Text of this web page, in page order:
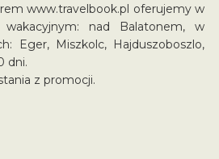
www.travelbook.pl oferujemy w
nad Balatonem, w
Eger, Miszkolc, Hajduszoboszlo,
dni.
z promocji.